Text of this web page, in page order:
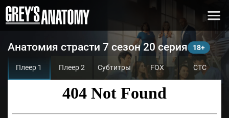
Анатомия страсти 7 сезон 20 серия
Плеер 1 Плеер 2 Субтитры FOX СТС